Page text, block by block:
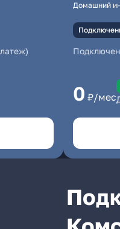
Домашний
0 ₽/мес